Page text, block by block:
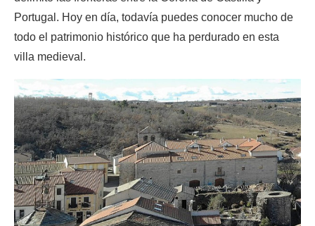
Portugal. Hoy en día, todavía puedes conocer mucho de
todo el patrimonio histórico que ha perdurado en esta
villa medieval.